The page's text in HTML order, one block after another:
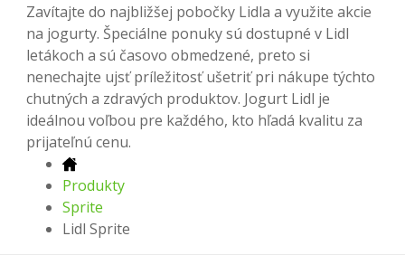
Zavítajte do najbližšej pobočky Lidla a využite akcie
na jogurty. Špeciálne ponuky sú dostupné v Lidl
letákoch a sú časovo obmedzené, preto si
nenechajte ujsť príležitosť ušetriť pri nákupe týchto
chutných a zdravých produktov. Jogurt Lidl je
ideálnou voľbou pre každého, kto hľadá kvalitu za
prijateľnú cenu.
Produkty
Sprite
Lidl Sprite